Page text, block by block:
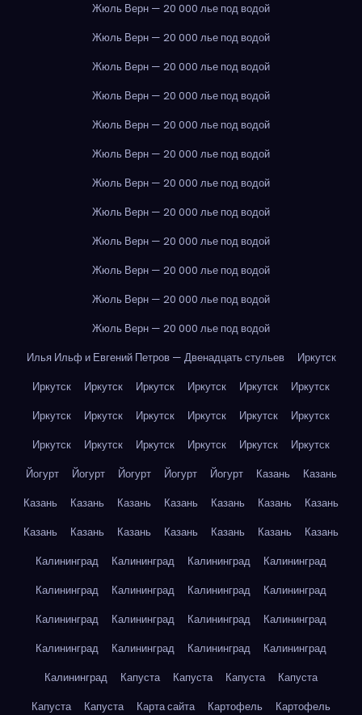
Жюль Верн — 20 000 лье под водой
Жюль Верн — 20 000 лье под водой
Жюль Верн — 20 000 лье под водой
Жюль Верн — 20 000 лье под водой
Жюль Верн — 20 000 лье под водой
Жюль Верн — 20 000 лье под водой
Жюль Верн — 20 000 лье под водой
Жюль Верн — 20 000 лье под водой
Жюль Верн — 20 000 лье под водой
Жюль Верн — 20 000 лье под водой
Жюль Верн — 20 000 лье под водой
Жюль Верн — 20 000 лье под водой
Илья Ильф и Евгений Петров — Двенадцать стульев
Иркутск
Иркутск
Иркутск Иркутск Иркутск Иркутск
Иркутск
Иркутск
Иркутск Иркутск Иркутск Иркутск
Иркутск
Иркутск
Иркутск Иркутск Иркутск Иркутск
Иркутск
Йогурт
Йогурт Йогурт Йогурт Йогурт Казань
Казань
Казань
Казань Казань Казань Казань Казань
Казань
Казань
Казань Казань Казань Казань Казань
Казань
Калининград
Калининград Калининград
Калининград
Калининград
Калининград Калининград
Калининград
Калининград
Калининград Калининград
Калининград
Калининград
Калининград Калининград
Калининград
Калининград
Капуста Капуста Капуста
Капуста
Капуста
Капуста Карта сайта Картофель
Картофель